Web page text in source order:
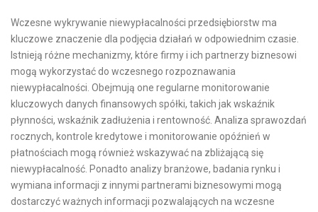
Wczesne wykrywanie niewypłacalności przedsiębiorstw ma
kluczowe znaczenie dla podjęcia działań w odpowiednim czasie.
Istnieją różne mechanizmy, które firmy i ich partnerzy biznesowi
mogą wykorzystać do wczesnego rozpoznawania
niewypłacalności. Obejmują one regularne monitorowanie
kluczowych danych finansowych spółki, takich jak wskaźnik
płynności, wskaźnik zadłużenia i rentowność. Analiza sprawozdań
rocznych, kontrole kredytowe i monitorowanie opóźnień w
płatnościach mogą również wskazywać na zbliżającą się
niewypłacalność. Ponadto analizy branżowe, badania rynku i
wymiana informacji z innymi partnerami biznesowymi mogą
dostarczyć ważnych informacji pozwalających na wczesne